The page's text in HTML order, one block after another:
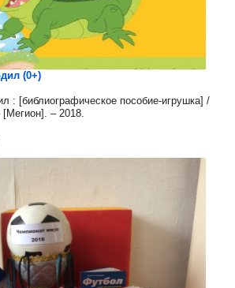
(0+)
: [библиографическое пособие-игрушка] /
– 2018.